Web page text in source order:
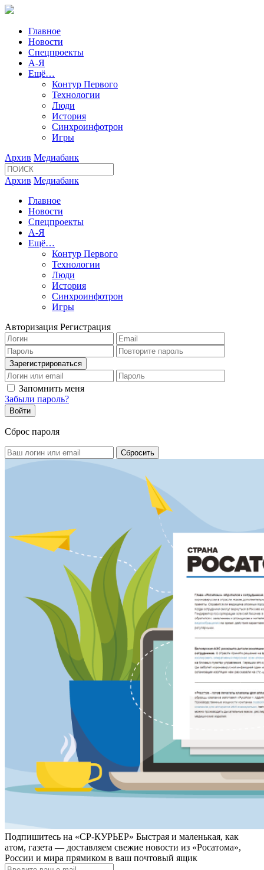
Главное
Новости
Спецпроекты
А-Я
Ещё…
Контур Первого
Технологии
Люди
История
Синхроинфотрон
Игры
Архив Медиабанк
Архив Медиабанк
Главное
Новости
Спецпроекты
А-Я
Ещё…
Контур Первого
Технологии
Люди
История
Синхроинфотрон
Игры
Авторизация Регистрация
Запомнить меня
Забыли пароль?
Сброс пароля
Подпишитесь на «СР-КУРЬЕР» Быстрая и маленькая, как
атом, газета — доставляем свежие новости из «Росатома»,
России и мира прямиком в ваш почтовый ящик